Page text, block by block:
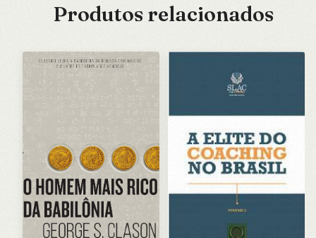
Produtos relacionados